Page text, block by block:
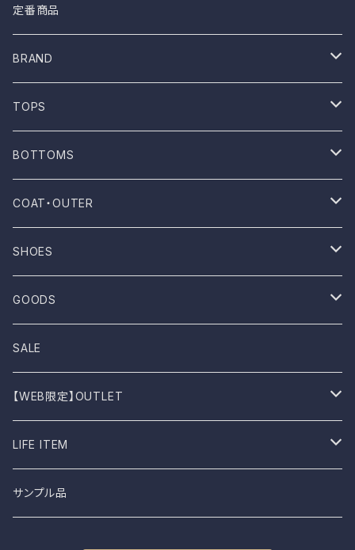
定番商品
BRAND
ONE WASH
Mau
NOVESTA
ROTOTO
UES
Dansko
BIRKEN STOCK
shimaai
NAPRON
TOPS
T-shirt
Shirt
No sleeve
One-piece
Parkar
Knit
Sweatshirt
Vest
BOTTOMS
Pants
Skirts
COAT・OUTER
Coat
Outer
Jacket
SHOES
Sneakers
Sandal
Boots
GOODS
Bag
Stall
Socks
Cap
SALE
【WEB限定】OUTLET
B品
LIFE ITEM
食器
サンプル品